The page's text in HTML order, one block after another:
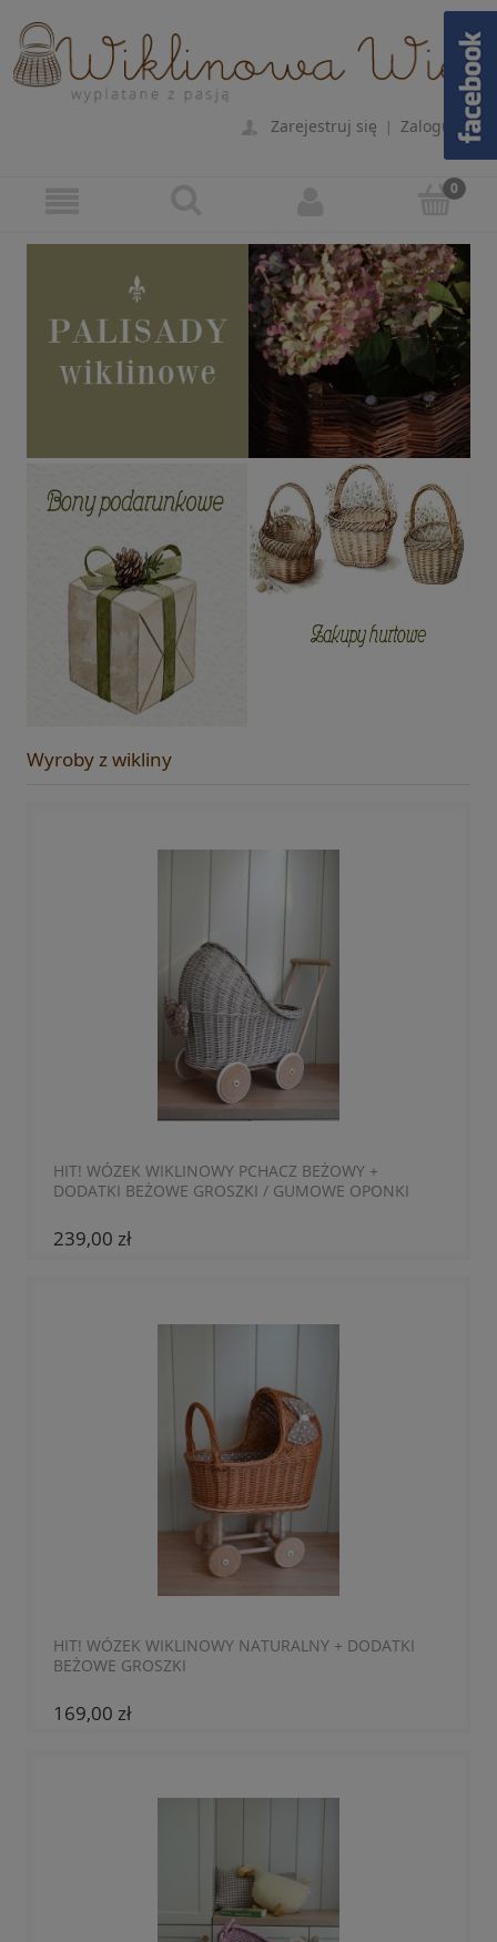
Zarejestruj się | Zaloguj się
Wyroby z wikliny
HIT! WÓZEK WIKLINOWY PCHACZ BEŻOWY +
DODATKI BEŻOWE GROSZKI / GUMOWE OPONKI
239,00 zł
HIT! WÓZEK WIKLINOWY NATURALNY + DODATKI
BEŻOWE GROSZKI
169,00 zł